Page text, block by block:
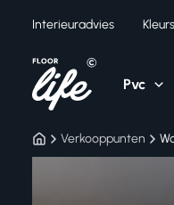
inhoud
Interieuradvies
Pvc
Verkooppunten